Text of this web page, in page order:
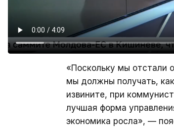
«Поскольку мы отстали
мы должны получать,
извините, при
лучшая форма
экономика росла», —